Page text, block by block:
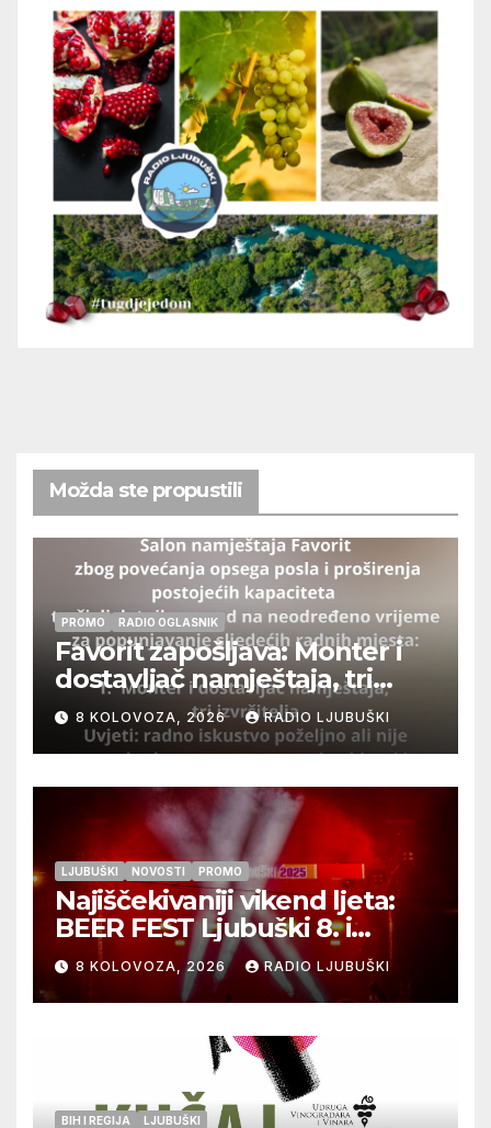
Možda ste propustili
PROMO RADIO OGLASNIK
Favorit zapošljava: Monter i
dostavljač namještaja, tri
izvršitelja
8 KOLOVOZA, 2026 RADIO LJUBUŠKI
LJUBUŠKI NOVOSTI PROMO
Najiščekivaniji vikend ljeta:
BEER FEST Ljubuški 8. i
9.kolovoza
8 KOLOVOZA, 2026 RADIO LJUBUŠKI
BIH I REGIJA LJUBUŠKI